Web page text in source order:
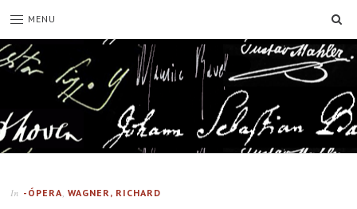
MENU
In -ÓPERA,WAGNER, RICHARD